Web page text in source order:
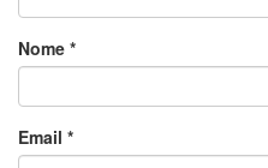
Nome *
Email *